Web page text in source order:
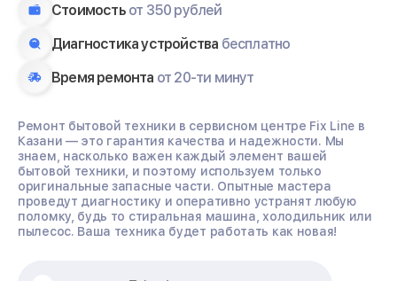
Стоимость от 350 рублей
Диагностика устройства бесплатно
Время ремонта от 20-ти минут
Ремонт бытовой техники в сервисном центре Fix Line в
Казани — это гарантия качества и надежности. Мы
знаем, насколько важен каждый элемент вашей
бытовой техники, и поэтому используем только
оригинальные запасные части. Опытные мастера
проведут диагностику и оперативно устранят любую
поломку, будь то стиральная машина, холодильник или
пылесос. Ваша техника будет работать как новая!